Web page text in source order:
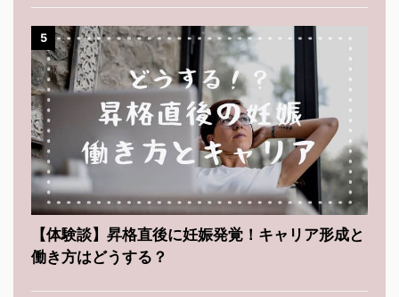
5
【体験談】昇格直後に妊娠発覚！キャリア形成と
働き方はどうする？